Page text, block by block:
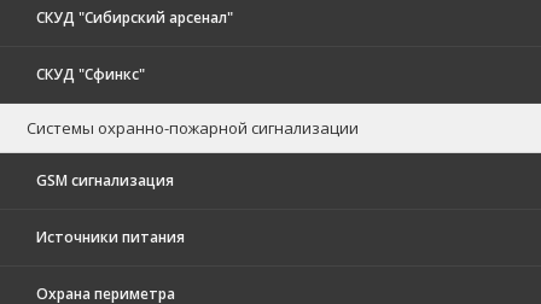
СКУД "Сибирский арсенал"
СКУД "Сфинкс"
Системы охранно-пожарной сигнализации
GSM сигнализация
Источники питания
Охрана периметра